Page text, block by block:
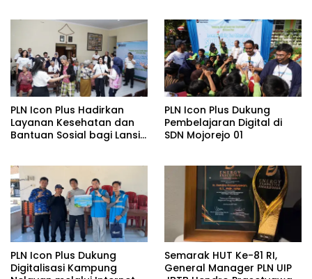
pada Semester I 2026
PLN Icon Plus Hadirkan
Layanan Kesehatan dan
Bantuan Sosial bagi Lansia
PLN Icon Plus Dukung
Pembelajaran Digital di
SDN Mojorejo 01
PLN Icon Plus Dukung
Digitalisasi Kampung
Semarak HUT Ke-81 RI,
General Manager PLN UIP